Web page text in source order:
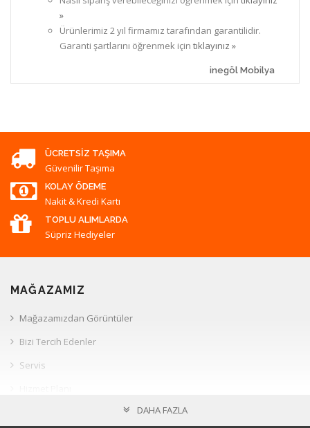
»
Ürünlerimiz 2 yıl firmamız tarafından garantilidir.
Garanti şartlarını öğrenmek için tıklayınız »
inegöl Mobilya
ÜCRETSIZ TAŞIMA
Güvenilir Taşıma
KOLAY ÖDEME
Nakit & Kredi Kartı
TOPLU ALIMLARDA
Süpriz Hediyeler
MAĞAZAMIZ
Mağazamızdan Görüntüler
Bizi Tercih Edenler
Servis
DAHA FAZLA